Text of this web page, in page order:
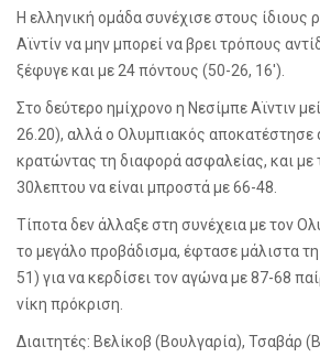
Η ελληνική ομάδα συνέχισε στους ίδιους
Αϊντίν να μην μπορεί να βρει τρόπους
ξέφυγε και με 24 πόντους (50-26, 16′).
Στο δεύτερο ημίχρονο η Νεσίμπε Αϊντιν
26.20), αλλά ο Ολυμπιακός αποκατέστησε
κρατώντας τη διαφορά ασφαλείας, και
30λεπτου να είναι μπροστά με 66-48.
Τίποτα δεν άλλαξε στη συνέχεια με τον
το μεγάλο προβάδισμα, έφτασε μάλιστα
51) για να κερδίσει τον αγώνα με 87-68
νίκη πρόκριση.
Διαιτητές: Βελίκοβ (Βουλγαρία), Τσαβάρ